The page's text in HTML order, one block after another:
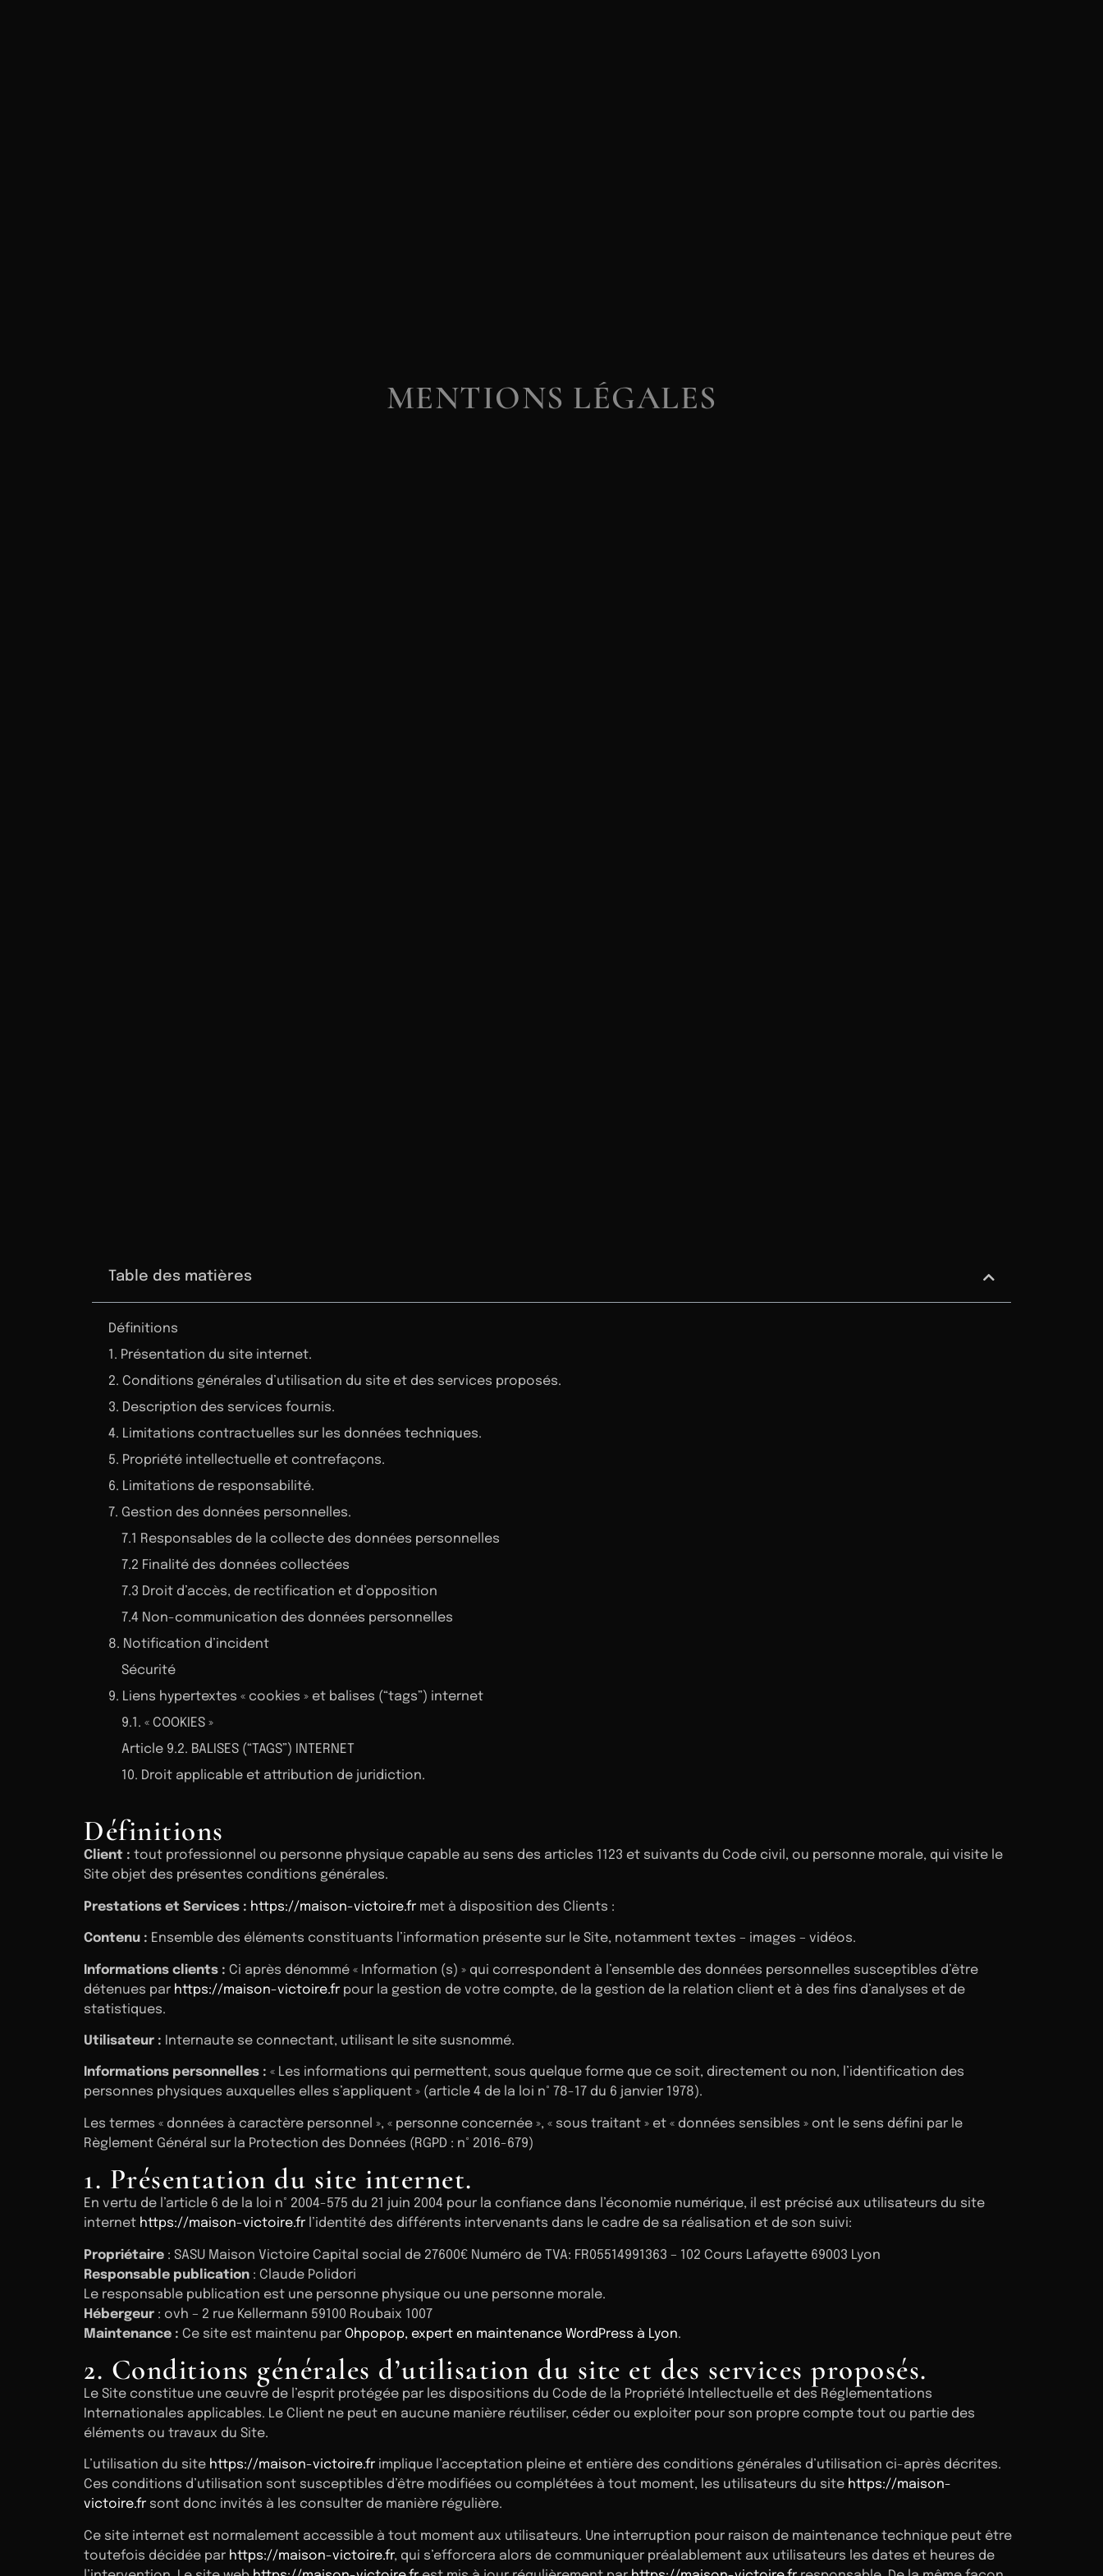
MENTIONS LÉGALES
Table des matières
Définitions
1. Présentation du site internet.
2. Conditions générales d’utilisation du site et des services proposés.
3. Description des services fournis.
4. Limitations contractuelles sur les données techniques.
5. Propriété intellectuelle et contrefaçons.
6. Limitations de responsabilité.
7. Gestion des données personnelles.
7.1 Responsables de la collecte des données personnelles
7.2 Finalité des données collectées
7.3 Droit d’accès, de rectification et d’opposition
7.4 Non-communication des données personnelles
8. Notification d’incident
Sécurité
9. Liens hypertextes « cookies » et balises (“tags”) internet
9.1. « COOKIES »
Article 9.2. BALISES (“TAGS”) INTERNET
10. Droit applicable et attribution de juridiction.
Définitions
Client : tout professionnel ou personne physique capable au sens des articles 1123 et suivants du Code civil, ou personne morale, qui visite le
Site objet des présentes conditions générales.
Prestations et Services : https://maison-victoire.fr met à disposition des Clients :
Contenu : Ensemble des éléments constituants l’information présente sur le Site, notamment textes – images – vidéos.
Informations clients : Ci après dénommé « Information (s) » qui correspondent à l’ensemble des données personnelles susceptibles d’être
détenues par https://maison-victoire.fr pour la gestion de votre compte, de la gestion de la relation client et à des fins d’analyses et de
statistiques.
Utilisateur : Internaute se connectant, utilisant le site susnommé.
Informations personnelles : « Les informations qui permettent, sous quelque forme que ce soit, directement ou non, l’identification des
personnes physiques auxquelles elles s’appliquent » (article 4 de la loi n° 78-17 du 6 janvier 1978).
Les termes « données à caractère personnel », « personne concernée », « sous traitant » et « données sensibles » ont le sens défini par le
Règlement Général sur la Protection des Données (RGPD : n° 2016-679)
1. Présentation du site internet.
En vertu de l’article 6 de la loi n° 2004-575 du 21 juin 2004 pour la confiance dans l’économie numérique, il est précisé aux utilisateurs du site
internet https://maison-victoire.fr l’identité des différents intervenants dans le cadre de sa réalisation et de son suivi:
Propriétaire : SASU Maison Victoire Capital social de 27600€ Numéro de TVA: FR05514991363 – 102 Cours Lafayette 69003 Lyon
Responsable publication : Claude Polidori
Le responsable publication est une personne physique ou une personne morale.
Hébergeur : ovh – 2 rue Kellermann 59100 Roubaix 1007
Maintenance : Ce site est maintenu par Ohpopop, expert en maintenance WordPress à Lyon.
2. Conditions générales d’utilisation du site et des services proposés.
Le Site constitue une œuvre de l’esprit protégée par les dispositions du Code de la Propriété Intellectuelle et des Réglementations
Internationales applicables. Le Client ne peut en aucune manière réutiliser, céder ou exploiter pour son propre compte tout ou partie des
éléments ou travaux du Site.
L’utilisation du site https://maison-victoire.fr implique l’acceptation pleine et entière des conditions générales d’utilisation ci-après décrites.
Ces conditions d’utilisation sont susceptibles d’être modifiées ou complétées à tout moment, les utilisateurs du site https://maison-
victoire.fr sont donc invités à les consulter de manière régulière.
Ce site internet est normalement accessible à tout moment aux utilisateurs. Une interruption pour raison de maintenance technique peut être
toutefois décidée par https://maison-victoire.fr, qui s’efforcera alors de communiquer préalablement aux utilisateurs les dates et heures de